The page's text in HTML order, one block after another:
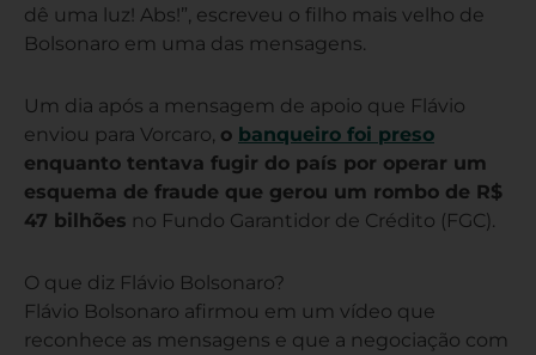
dê uma luz! Abs!”, escreveu o filho mais velho de
Bolsonaro em uma das mensagens.
Um dia após a mensagem de apoio que Flávio
enviou para Vorcaro, o banqueiro foi preso
enquanto tentava fugir do país por operar um
esquema de fraude que gerou um rombo de R$
47 bilhões no Fundo Garantidor de Crédito (FGC).
O que diz Flávio Bolsonaro?
Flávio Bolsonaro afirmou em um vídeo que
reconhece as mensagens e que a negociação com